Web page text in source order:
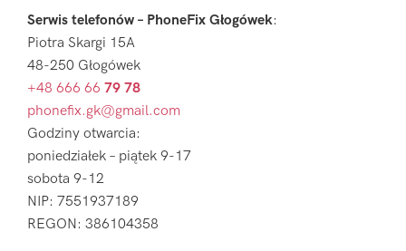
Serwis telefonów – PhoneFix Głogówek:
Piotra Skargi 15A
48-250 Głogówek
+48 666 66 79 78
phonefix.gk@gmail.com
Godziny otwarcia:
poniedziałek – piątek 9-17
sobota 9-12
NIP: 7551937189
REGON: 386104358